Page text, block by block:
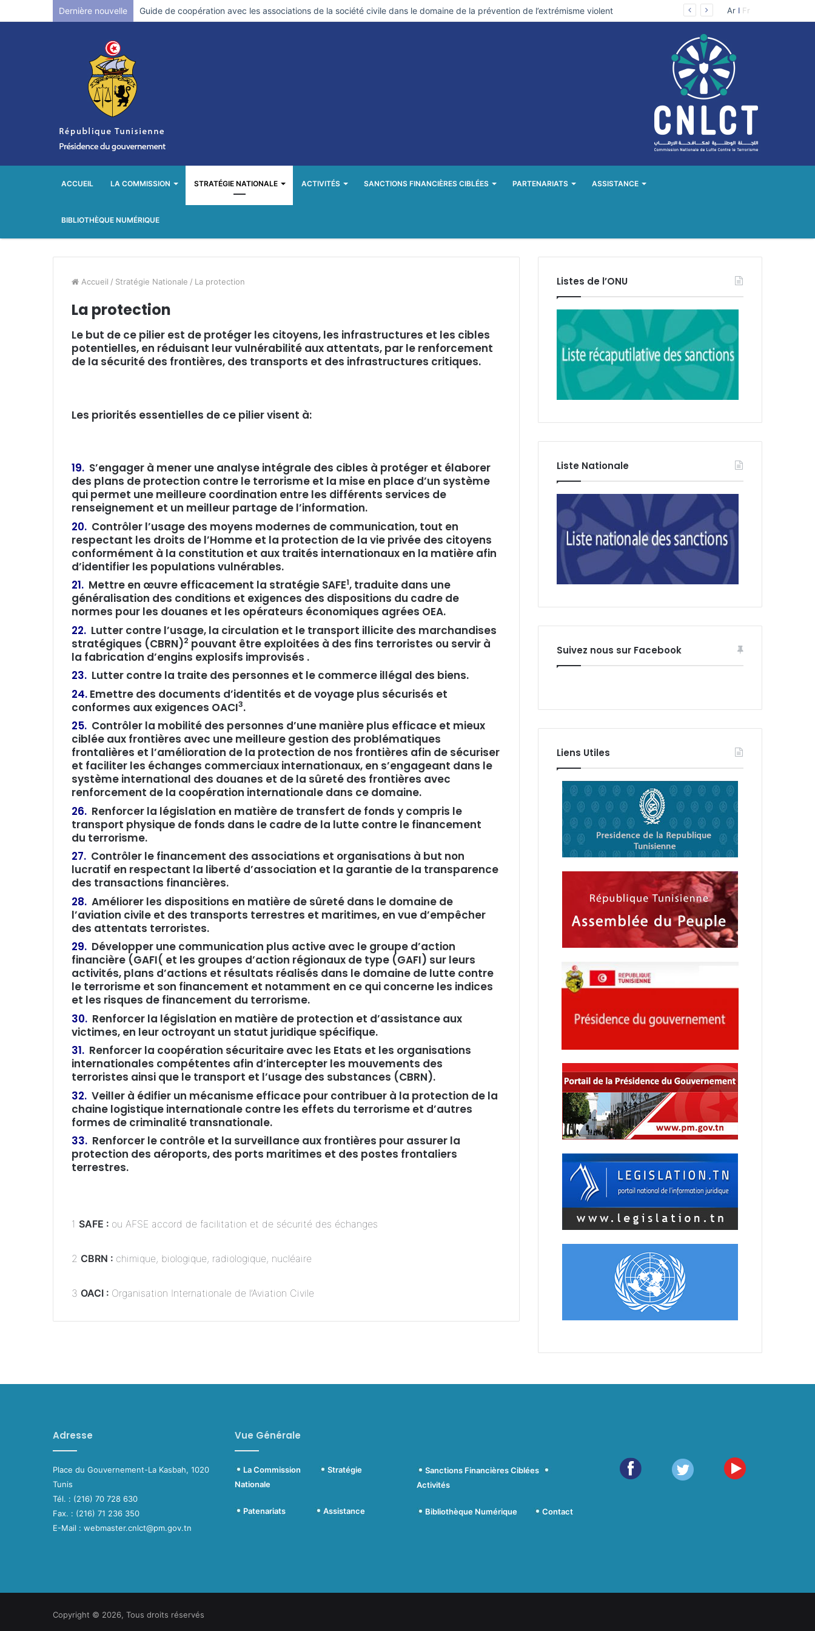
Dernière nouvelle Guide de coopération avec les associations de la société civile dans le domaine de la prévention de l’extrémisme violent Ar I Fr
ACCUEIL LA COMMISSION STRATÉGIE NATIONALE ACTIVITÉS SANCTIONS FINANCIÈRES CIBLÉES PARTENARIATS ASSISTANCE
BIBLIOTHÈQUE NUMÉRIQUE
Accueil / Stratégie Nationale / La protection
La protection
Le but de ce pilier est de protéger les citoyens, les infrastructures et les cibles
potentielles, en réduisant leur vulnérabilité aux attentats, par le renforcement
de la sécurité des frontières, des transports et des infrastructures critiques.
Les priorités essentielles de ce pilier visent à:
19. S’engager à mener une analyse intégrale des cibles à protéger et élaborer
des plans de protection contre le terrorisme et la mise en place d’un système
qui permet une meilleure coordination entre les différents services de
renseignement et un meilleur partage de l’information.
20. Contrôler l’usage des moyens modernes de communication, tout en
respectant les droits de l’Homme et la protection de la vie privée des citoyens
conformément à la constitution et aux traités internationaux en la matière afin
d’identifier les populations vulnérables.
21. Mettre en œuvre efficacement la stratégie SAFE1, traduite dans une
généralisation des conditions et exigences des dispositions du cadre de
normes pour les douanes et les opérateurs économiques agrées OEA.
22. Lutter contre l’usage, la circulation et le transport illicite des marchandises
stratégiques (CBRN)2 pouvant être exploitées à des fins terroristes ou servir à
la fabrication d’engins explosifs improvisés .
23. Lutter contre la traite des personnes et le commerce illégal des biens.
24. Emettre des documents d’identités et de voyage plus sécurisés et
conformes aux exigences OACI3.
25. Contrôler la mobilité des personnes d’une manière plus efficace et mieux
ciblée aux frontières avec une meilleure gestion des problématiques
frontalières et l’amélioration de la protection de nos frontières afin de sécuriser
et faciliter les échanges commerciaux internationaux, en s’engageant dans le
système international des douanes et de la sûreté des frontières avec
renforcement de la coopération internationale dans ce domaine.
26. Renforcer la législation en matière de transfert de fonds y compris le
transport physique de fonds dans le cadre de la lutte contre le financement
du terrorisme.
27. Contrôler le financement des associations et organisations à but non
lucratif en respectant la liberté d’association et la garantie de la transparence
des transactions financières.
28. Améliorer les dispositions en matière de sûreté dans le domaine de
l’aviation civile et des transports terrestres et maritimes, en vue d’empêcher
des attentats terroristes.
29. Développer une communication plus active avec le groupe d’action
financière (GAFI( et les groupes d’action régionaux de type (GAFI) sur leurs
activités, plans d’actions et résultats réalisés dans le domaine de lutte contre
le terrorisme et son financement et notamment en ce qui concerne les indices
et les risques de financement du terrorisme.
30. Renforcer la législation en matière de protection et d’assistance aux
victimes, en leur octroyant un statut juridique spécifique.
31. Renforcer la coopération sécuritaire avec les Etats et les organisations
internationales compétentes afin d’intercepter les mouvements des
terroristes ainsi que le transport et l’usage des substances (CBRN).
32. Veiller à édifier un mécanisme efficace pour contribuer à la protection de la
chaine logistique internationale contre les effets du terrorisme et d’autres
formes de criminalité transnationale.
33. Renforcer le contrôle et la surveillance aux frontières pour assurer la
protection des aéroports, des ports maritimes et des postes frontaliers
terrestres.
1 SAFE : ou AFSE accord de facilitation et de sécurité des échanges
2 CBRN : chimique, biologique, radiologique, nucléaire
3 OACI : Organisation Internationale de l’Aviation Civile
Listes de l’ONU
Liste Nationale
Suivez nous sur Facebook
Liens Utiles
Adresse
Place du Gouvernement-La Kasbah, 1020
Tunis
Tél. : (216) 70 728 630
Fax. : (216) 71 236 350
E-Mail : webmaster.cnlct@pm.gov.tn
Vue Générale
La Commission
Stratégie
Nationale
Patenariats Assistance
Sanctions Financières Ciblées
Activités
Bibliothèque Numérique Contact
Copyright © 2026, Tous droits réservés